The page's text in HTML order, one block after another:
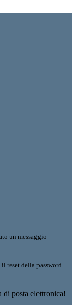
un messaggio
reset della password
di posta elettronica!